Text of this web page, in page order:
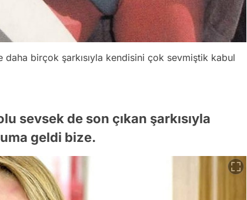
daha birçok şarkısıyla kendisini çok sevmiştik kabul
sevsek de son çıkan şarkısıyla
geldi bize.